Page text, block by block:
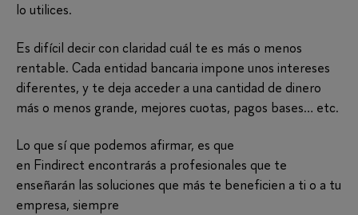
lo utilices.
Es difícil decir con claridad cuál te es más o menos
rentable. Cada entidad bancaria impone unos intereses
diferentes, y te deja acceder a una cantidad de dinero
más o menos grande, mejores cuotas, pagos bases… etc.
Lo que sí que podemos afirmar, es que
en Findirect encontrarás a profesionales que te
enseñarán las soluciones que más te beneficien a ti o a tu
empresa, siempre